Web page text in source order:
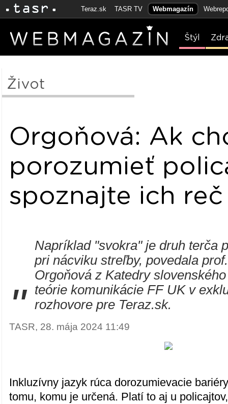
Teraz.sk TASR TV Webmagazín
Štýl
Život
Orgoňová: Ak
porozumieť
spoznajte ich reč
"
Napríklad "svokra" je druh terča
pri nácviku streľby, povedala
Orgoňová z Katedry
teórie komunikácie FF UK v
rozhovore pre Teraz.sk.
TASR, 28. mája 2024 11:49
Inkluzívny jazyk rúca dorozumievacie
tomu, komu je určená. Platí to aj u